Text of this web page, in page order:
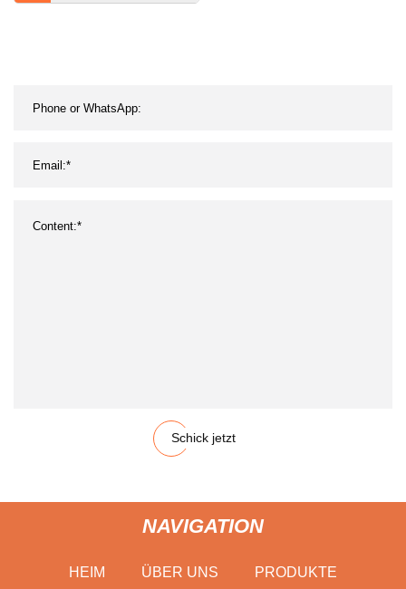
aus Kohlenstoffstahl
Schick jetzt
NAVIGATION
HEIM ÜBER UNS PRODUKTE